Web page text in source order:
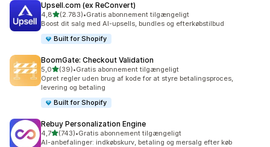
Upsell.com (ex ReConvert)
4,8ud af 5 stjerner
(2.783)
2783 anmeldelser i alt
•Gratis abonnement tilgængeligt
Boost dit salg med AI-upsells, bundles og efterkøbstilbud
Built for Shopify
BoomGate: Checkout Validation
5,0ud af 5 stjerner
(39)
39 anmeldelser i alt
•Gratis abonnement tilgængeligt
Opret regler uden brug af kode for at styre betalingsproces,
levering og betaling
Built for Shopify
Rebuy Personalization Engine
4,7ud af 5 stjerner
(743)
743 anmeldelser i alt
•Gratis abonnement tilgængeligt
AI-anbefalinger: indkøbskurv, betaling og mersalg efter køb